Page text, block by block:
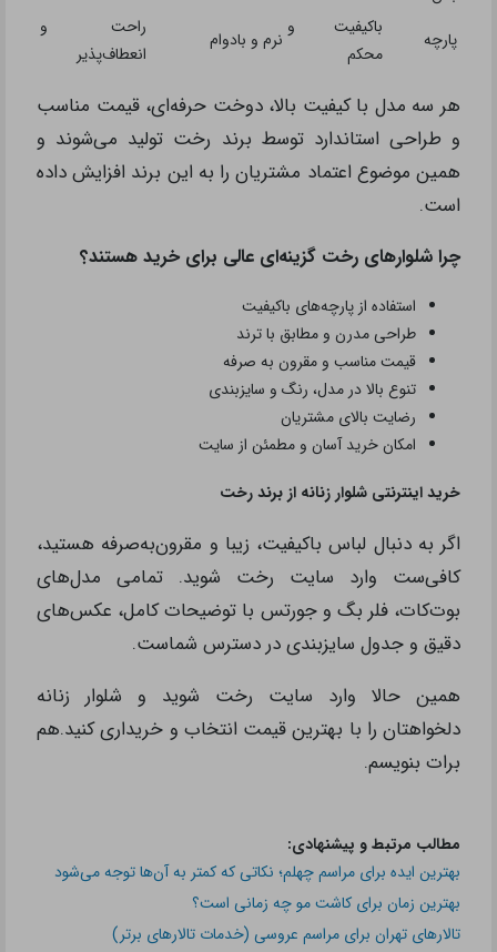
پارچه
باکیفیت و
محکم
نرم و بادوام
راحت و
انعطاف‌پذیر
هر سه مدل با کیفیت بالا، دوخت حرفه‌ای، قیمت مناسب
و طراحی استاندارد توسط برند رخت تولید می‌شوند و
همین موضوع اعتماد مشتریان را به این برند افزایش داده
است.
چرا شلوارهای رخت گزینه‌ای عالی برای خرید هستند؟
استفاده از پارچه‌های باکیفیت
طراحی مدرن و مطابق با ترند
قیمت مناسب و مقرون به صرفه
تنوع بالا در مدل، رنگ و سایزبندی
رضایت بالای مشتریان
امکان خرید آسان و مطمئن از سایت
خرید اینترنتی شلوار زنانه از برند رخت
اگر به دنبال لباس باکیفیت، زیبا و مقرون‌به‌صرفه هستید،
کافی‌ست وارد سایت رخت شوید. تمامی مدل‌های
بوت‌کات، فلر بگ و جورتس با توضیحات کامل، عکس‌های
دقیق و جدول سایزبندی در دسترس شماست.
همین حالا وارد سایت رخت شوید و شلوار زنانه
دلخواهتان را با بهترین قیمت انتخاب و خریداری کنید.هم
برات بنویسم.
مطالب مرتبط و پیشنهادی:
بهترین ایده برای مراسم چهلم؛ نکاتی که کمتر به آن‌ها توجه می‌شود
بهترین زمان برای کاشت مو چه زمانی است؟
تالارهای تهران برای مراسم عروسی (خدمات تالارهای برتر)